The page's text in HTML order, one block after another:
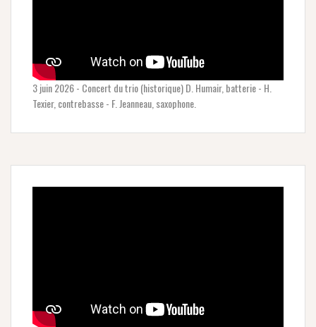
3 juin 2026 - Concert du trio (historique) D. Humair, batterie - H.
Texier, contrebasse - F. Jeanneau, saxophone.